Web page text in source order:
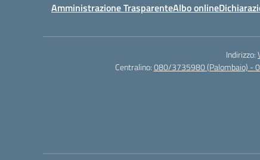
Amministrazione TrasparenteAlbo online
Indirizzo:
Centralino:080/3735980 (Palombaio) -